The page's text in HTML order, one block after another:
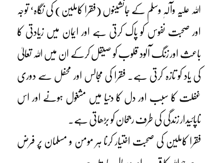
اللہ علیہ وآلہٖ وسلم کے جانشینوں (فقرا کاملین) کی نگاہ‘ توجہ
اور صحبت نفوس کو پاک کرتی ہے اور ایمان میں زیادتی کا
باعث اور زنگ آلود قلوب کو صیقل کرکے ان میں اللہ تعالیٰ
کی یاد کو تازہ کرتی ہے۔ فقرا کی مجالس اور محفل سے دوری
غفلت کا سبب اور دل کا دنیا میں مشغول ہونے اور اس
ناپائیدار زندگی کی طرف رجحان کو بڑھاتی ہے۔
فقرا کاملین کی صحبت اختیار کرنا ہر مومن و مسلمان پر فرض